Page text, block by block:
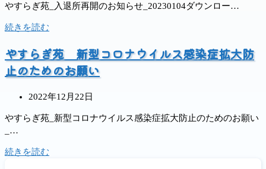
公
開
日:
やすらぎ苑_入退所再開のお知らせ_20230104ダウンロー…
続きを読む
ら
ぎ
苑
退
所
やすらぎ苑 新型コロナウイルス感染症拡大防
止のためのお願い
投
公
日:
2022年12月22日
やすらぎ苑_新型コロナウイルス感染症拡大防止のためのお願い
_…
続きを読む